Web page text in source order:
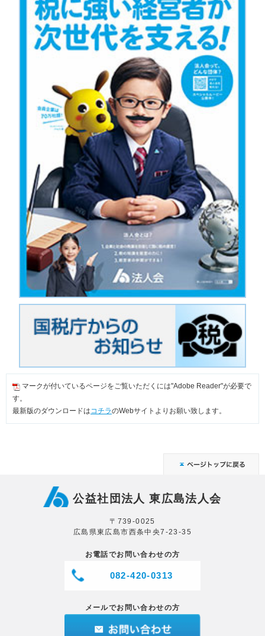
マークが付いているページをご覧いただくには"Adobe Reader"が必要で
す。
最新版のダウンロードはコチラのWebサイトよりお願い致します。
公益社団法人 東広島法人会
〒739-0025
広島県東広島市西条中央7-23-35
お電話でお問い合わせの方
082-420-0313
メールでお問い合わせの方